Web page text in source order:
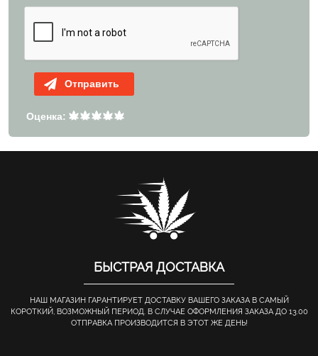
Отправить
Оценка:
БЫСТРАЯ ДОСТАВКА
НАШ МАГАЗИН ГАРАНТИРУЕТ ДОСТАВКУ ВАШЕГО ЗАКАЗА В САМЫЙ
КОРОТКИЙ, ВОЗМОЖНЫЙ ПЕРИОД. В СЛУЧАЕ ОФОРМЛЕНИЯ ЗАКАЗА ДО 13.00
ОТПРАВКА ПРОИЗВОДИТСЯ В ЭТОТ ЖЕ ДЕНЬ!